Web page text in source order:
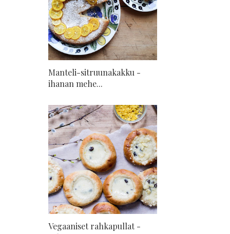
Manteli-sitruunakakku -
ihanan mehe...
Vegaaniset rahkapullat -